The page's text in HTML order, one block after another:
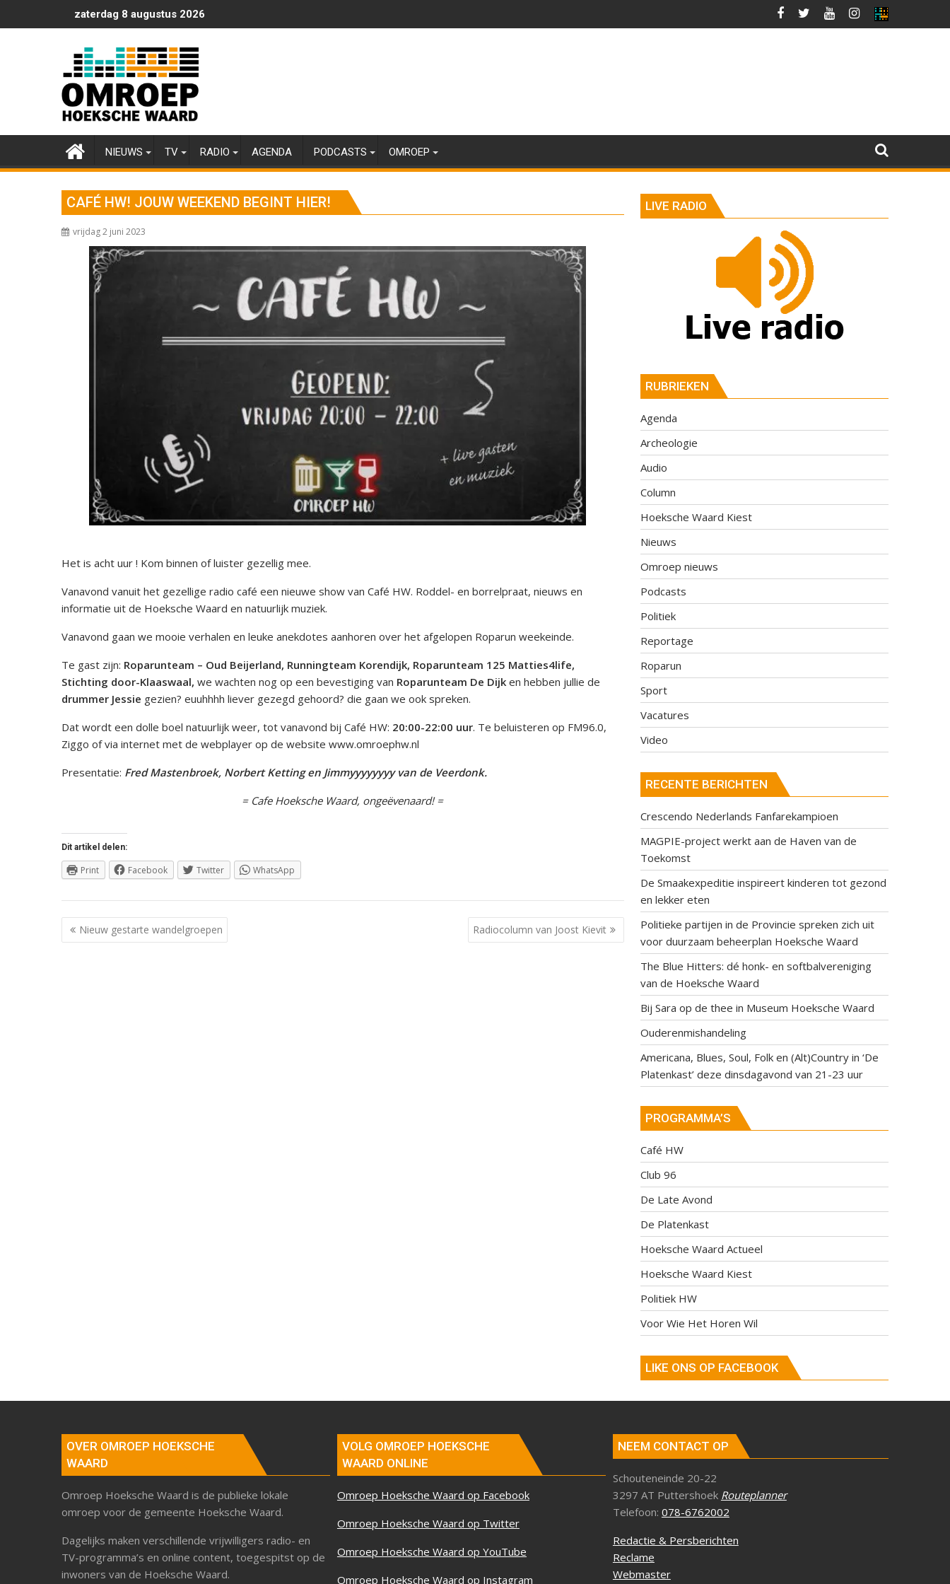
naar
zaterdag 8 augustus 2026
NIEUWS TV RADIO AGENDA PODCASTS OMROEP
CAFÉ HW! JOUW WEEKEND BEGINT HIER!
vrijdag 2 juni 2023
Het is acht uur ! Kom binnen of luister gezellig mee.
Vanavond vanuit het gezellige radio café een nieuwe show van Café HW. Roddel- en borrelpraat, nieuws en
informatie uit de Hoeksche Waard en natuurlijk muziek.
Vanavond gaan we mooie verhalen en leuke anekdotes aanhoren over het afgelopen Roparun weekeinde.
Te gast zijn: Roparunteam – Oud Beijerland, Runningteam Korendijk, Roparunteam 125 Matties4life,
Stichting door-Klaaswaal, we wachten nog op een bevestiging van Roparunteam De Dijk en hebben jullie de
drummer Jessie gezien? euuhhhh liever gezegd gehoord? die gaan we ook spreken.
Dat wordt een dolle boel natuurlijk weer, tot vanavond bij Café HW: 20:00-22:00 uur. Te beluisteren op FM96.0,
Ziggo of via internet met de webplayer op de website www.omroephw.nl
Presentatie: Fred Mastenbroek, Norbert Ketting en Jimmyyyyyyyy van de Veerdonk.
= Cafe Hoeksche Waard, ongeëvenaard! =
Dit artikel delen:
Print Facebook Twitter WhatsApp
Berichtnavigatie
Nieuw gestarte wandelgroepen Radiocolumn van Joost Kievit
LIVE RADIO
RUBRIEKEN
Agenda
Archeologie
Audio
Column
Hoeksche Waard Kiest
Nieuws
Omroep nieuws
Podcasts
Politiek
Reportage
Roparun
Sport
Vacatures
Video
RECENTE BERICHTEN
Crescendo Nederlands Fanfarekampioen
MAGPIE-project werkt aan de Haven van de
Toekomst
De Smaakexpeditie inspireert kinderen tot gezond
en lekker eten
Politieke partijen in de Provincie spreken zich uit
voor duurzaam beheerplan Hoeksche Waard
The Blue Hitters: dé honk- en softbalvereniging
van de Hoeksche Waard
Bij Sara op de thee in Museum Hoeksche Waard
Ouderenmishandeling
Americana, Blues, Soul, Folk en (Alt)Country in ‘De
Platenkast’ deze dinsdagavond van 21-23 uur
PROGRAMMA’S
Café HW
Club 96
De Late Avond
De Platenkast
Hoeksche Waard Actueel
Hoeksche Waard Kiest
Politiek HW
Voor Wie Het Horen Wil
LIKE ONS OP FACEBOOK
OVER OMROEP HOEKSCHE
WAARD
Omroep Hoeksche Waard is de publieke lokale
omroep voor de gemeente Hoeksche Waard.
Dagelijks maken verschillende vrijwilligers radio- en
TV-programma’s en online content, toegespitst op de
inwoners van de Hoeksche Waard.
VOLG OMROEP HOEKSCHE
WAARD ONLINE
Omroep Hoeksche Waard op Facebook
Omroep Hoeksche Waard op Twitter
Omroep Hoeksche Waard op YouTube
Omroep Hoeksche Waard op Instagram
NEEM CONTACT OP
Schouteneinde 20-22
3297 AT Puttershoek Routeplanner
Telefoon: 078-6762002
Redactie & Persberichten
Reclame
Webmaster